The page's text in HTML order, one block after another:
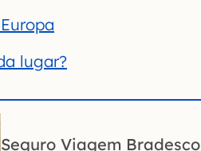
lugar?
Seguro Viagem